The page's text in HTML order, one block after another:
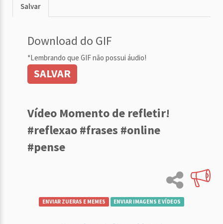
Salvar
Download do GIF
*Lembrando que GIF não possui áudio!
SALVAR
Vídeo Momento de refletir!
#reflexao #frases #online
#pense
ENVIAR ZUERAS E MEMES ENVIAR IMAGENS E VÍDEOS